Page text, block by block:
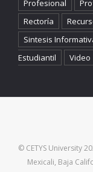
Profesional
Rectoría
Sintesis
Estudiantil
Video
© CETYS University
Mexicali, Baja